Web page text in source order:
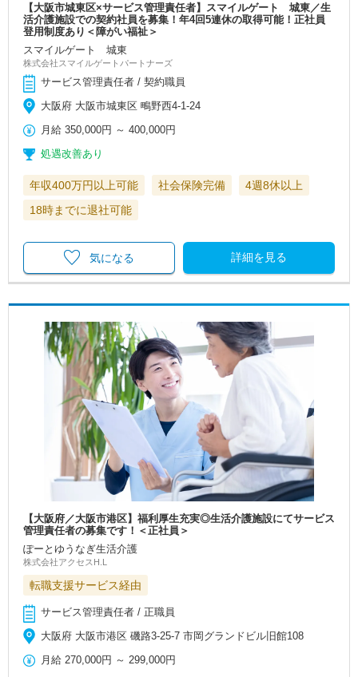
【大阪市城東区×サービス管理責任者】スマイルゲート 城東／生
活介護施設での契約社員を募集！年4回5連休の取得可能！正社員
登用制度あり＜障がい福祉＞
スマイルゲート 城東
株式会社スマイルゲートパートナーズ
サービス管理責任者 / 契約職員
大阪府 大阪市城東区 鴫野西4-1-24
月給 350,000円 ～400,000円
処遇改善あり
年収400万円以上可能 社会保険完備
4週8休以上
18時までに退社可能
詳細を見る
気になる
【大阪府／大阪市港区】福利厚生充実◎生活介護施設にてサービス
管理責任者の募集です！＜正社員＞
ぽーとゆうなぎ生活介護
株式会社アクセスH.L
転職支援サービス経由
サービス管理責任者 / 正職員
大阪府 大阪市港区 磯路3-25-7 市岡グランドビル旧館108
月給 270,000円 ～ 299,000円